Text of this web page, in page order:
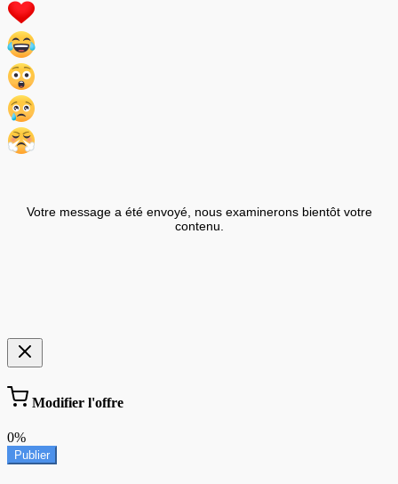
Votre message a été envoyé, nous examinerons bientôt votre
contenu.
Modifier l'offre
0%
Publier